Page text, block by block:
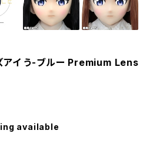
アイ う-ブルー Premium Lens
available